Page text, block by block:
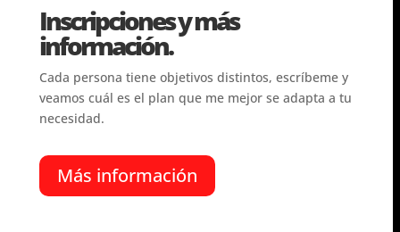
Inscripciones y más
información.
Cada persona tiene objetivos distintos, escríbeme y
veamos cuál es el plan que me mejor se adapta a tu
necesidad.
Más información